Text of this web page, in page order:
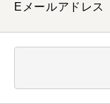
お知らせ
Eメールアドレス